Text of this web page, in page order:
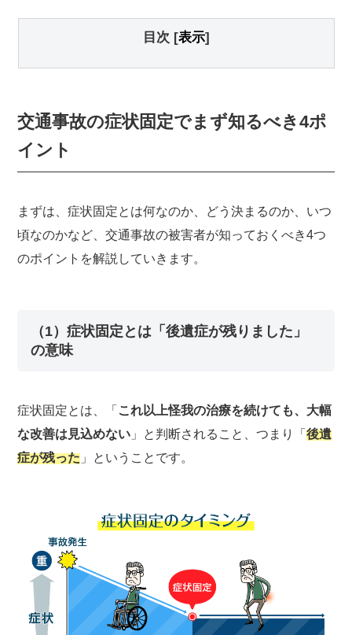
目次 [表示]
交通事故の症状固定でまず知るべき4ポ
イント
まずは、症状固定とは何なのか、どう決まるのか、いつ
頃なのかなど、交通事故の被害者が知っておくべき4つ
のポイントを解説していきます。
（1）症状固定とは「後遺症が残りました」
の意味
症状固定とは、「 これ以上怪我の治療を続けても、大幅
な改善は見込めない 」と判断されること、つまり「後遺
症が残った 」ということです。